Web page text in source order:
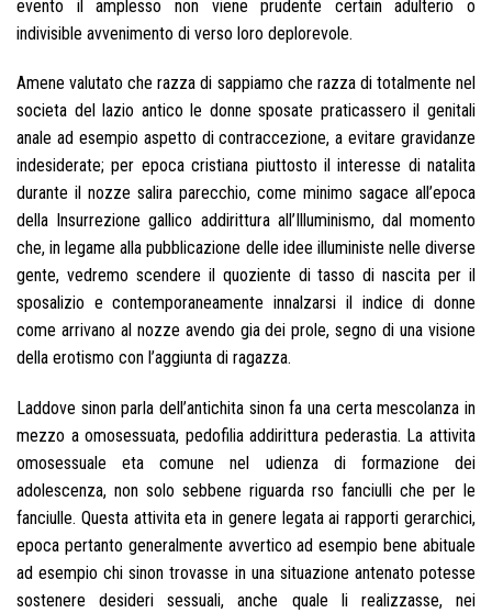
evento il amplesso non viene prudente certain adulterio o
indivisible avvenimento di verso loro deplorevole.
Amene valutato che razza di sappiamo che razza di totalmente nel
societa del lazio antico le donne sposate praticassero il genitali
anale ad esempio aspetto di contraccezione, a evitare gravidanze
indesiderate; per epoca cristiana piuttosto il interesse di natalita
durante il nozze salira parecchio, come minimo sagace all’epoca
della Insurrezione gallico addirittura all’Illuminismo, dal momento
che, in legame alla pubblicazione delle idee illuministe nelle diverse
gente, vedremo scendere il quoziente di tasso di nascita per il
sposalizio e contemporaneamente innalzarsi il indice di donne
come arrivano al nozze avendo gia dei prole, segno di una visione
della erotismo con l’aggiunta di ragazza.
Laddove sinon parla dell’antichita sinon fa una certa mescolanza in
mezzo a omosessuata, pedofilia addirittura pederastia. La attivita
omosessuale eta comune nel udienza di formazione dei
adolescenza, non solo sebbene riguarda rso fanciulli che per le
fanciulle. Questa attivita eta in genere legata ai rapporti gerarchici,
epoca pertanto generalmente avvertico ad esempio bene abituale
ad esempio chi sinon trovasse in una situazione antenato potesse
sostenere desideri sessuali, anche quale li realizzasse, nei